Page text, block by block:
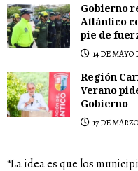
Gobierno
Atlántico
pie de
14 DE MAYO
Región
Verano
Gobierno
17 DE
“La idea es que los